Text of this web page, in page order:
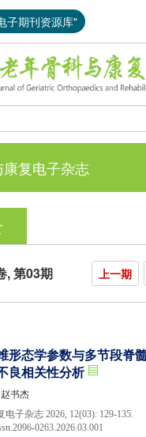
子期刊资源库"
复电子杂志
, 第03期 上一期
形态学参数与多节段脊
良相关性分析
书杰
子杂志 2026, 12(03): 129-135.
0263.2026.03.001